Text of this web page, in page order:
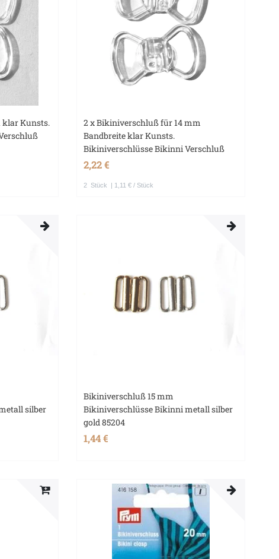
klar Kunsts.
2 x Bikiniverschluß für 14 mm
Bandbreite klar Kunsts.
Bikiniverschlüsse Bikinni Verschluß
2,22 €
2 Stück | 1,11 € / Stück
silber
Bikiniverschluß 15 mm
Bikiniverschlüsse Bikinni metall silber
gold 85204
1,44 €